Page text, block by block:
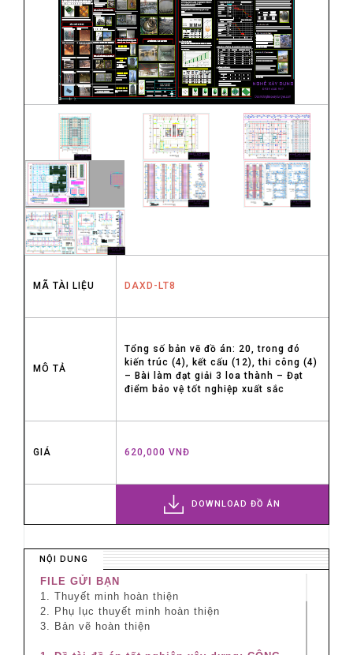
MÃ TÀI LIỆU DAXD-LT8
MÔ TẢ
Tổng số bản vẽ đồ án: 20, trong đó
kiến trúc (4), kết cấu (12), thi công (4)
– Bài làm đạt giải 3 loa thành – Đạt
điểm bảo vệ tốt nghiệp xuất sắc
GIÁ 620,000 VNĐ
DOWNLOAD ĐỒ ÁN
NỘI DUNG
FILE GỬI BẠN
1. Thuyết minh hoàn thiện
2. Phụ lục thuyết minh hoàn thiện
3. Bản vẽ hoàn thiện